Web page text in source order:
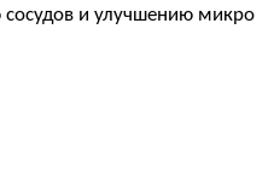
сосудов и улучшению микро